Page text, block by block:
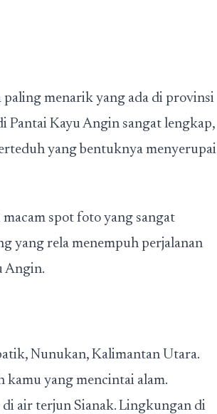
paling menarik yang ada di provinsi
Pantai Kayu Angin sangat lengkap,
yang bentuknya menyerupai
spot foto yang sangat
yang rela menempuh perjalanan
Angin.
Nunukan, Kalimantan Utara.
kamu yang mencintai alam.
di air terjun Sianak. Lingkungan di